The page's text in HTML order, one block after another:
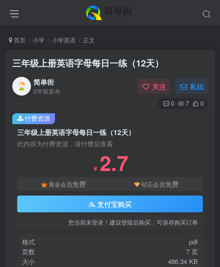
首页 小学 小学英语 正文
三年级上册英语字母每日一练（12天）
简单街
2年前发布 关注 私信
0 7 0
三年级上册英语字母每日一练（12天）
此内容为付费资源，请付费后查看
￥ 2.7
黄金会员免费 钻石会员免费
支付宝购买
您当前未登录！建议登陆后购买，可保存购买订单
格式
pdf
页数
7 页
大小
486.34 KB
付费资源